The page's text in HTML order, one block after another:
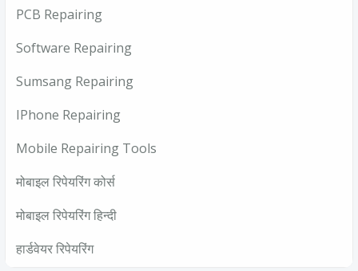
PCB Repairing
Software Repairing
Sumsang Repairing
IPhone Repairing
Mobile Repairing Tools
मोबाइल रिपेयरिंग कोर्स
मोबाइल रिपेयरिंग हिन्दी
हार्डवेयर रिपेयरिंग